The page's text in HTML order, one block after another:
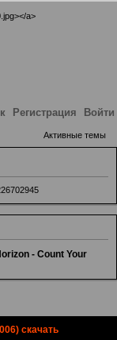
a>
Регистрация Войти
Активные темы
- Count Your
скачать